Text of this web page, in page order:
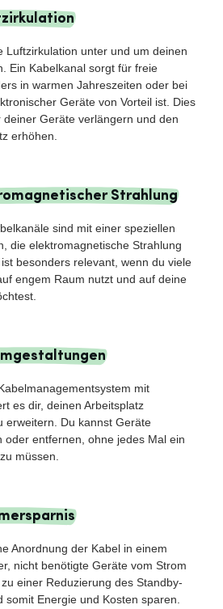
Luftzirkulation unter und um deinen
Ein Kabelkanal sorgt für freie
in warmen Jahreszeiten oder bei
Geräte von Vorteil ist. Dies
Geräte verlängern und den
erhöhen.
Strahlung
sind mit einer speziellen
die elektromagnetische Strahlung
besonders relevant, wenn du viele
engem Raum nutzt und auf deine
mit
es dir, deinen Arbeitsplatz
erweitern. Du kannst Geräte
oder entfernen, ohne jedes Mal ein
müssen.
Anordnung der Kabel in einem
nicht benötigte Geräte vom Strom
einer Reduzierung des Standby-
somit Energie und Kosten sparen.